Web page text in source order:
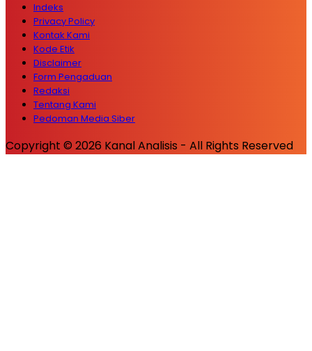
Indeks
Privacy Policy
Kontak Kami
Kode Etik
Disclaimer
Form Pengaduan
Redaksi
Tentang Kami
Pedoman Media Siber
Copyright © 2026 Kanal Analisis - All Rights Reserved